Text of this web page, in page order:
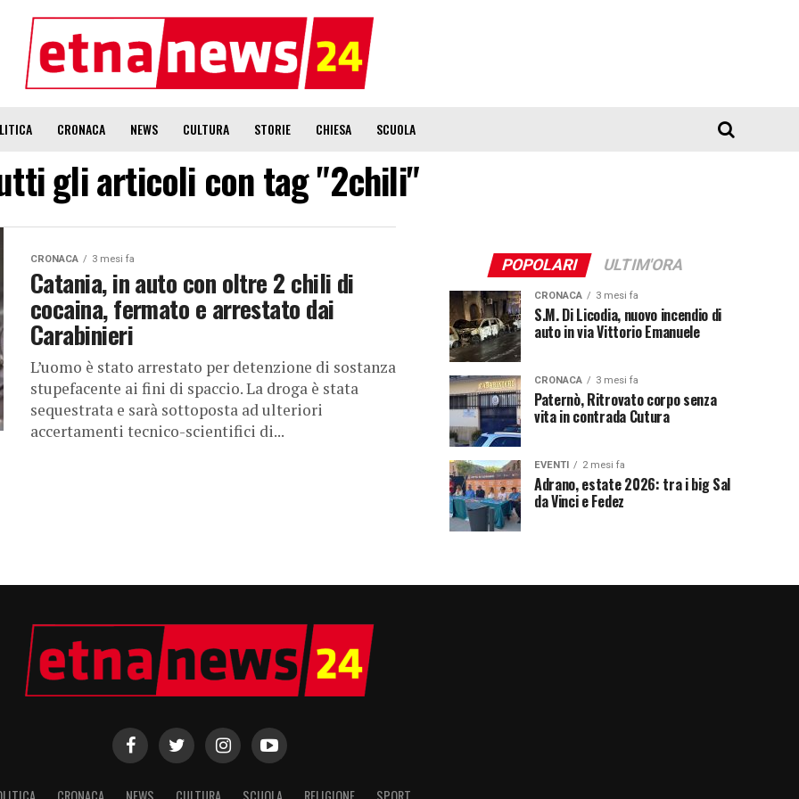
CRONACA NEWS CULTURA STORIE CHIESA SCUOLA
gli articoli con tag "2chili"
CRONACA 3 mesi fa
Catania, in auto con oltre 2 chili di
cocaina, fermato e arrestato dai
Carabinieri
L’uomo è stato arrestato per detenzione di sostanza
stupefacente ai fini di spaccio. La droga è stata
sequestrata e sarà sottoposta ad ulteriori
accertamenti tecnico-scientifici di...
POPOLARI ULTIM'ORA
CRONACA 3 mesi fa
S.M. Di Licodia, nuovo incendio di
auto in via Vittorio Emanuele
CRONACA 3 mesi fa
Paternò, Ritrovato corpo senza
vita in contrada Cutura
EVENTI 2 mesi fa
Adrano, estate 2026: tra i big Sal
da Vinci e Fedez